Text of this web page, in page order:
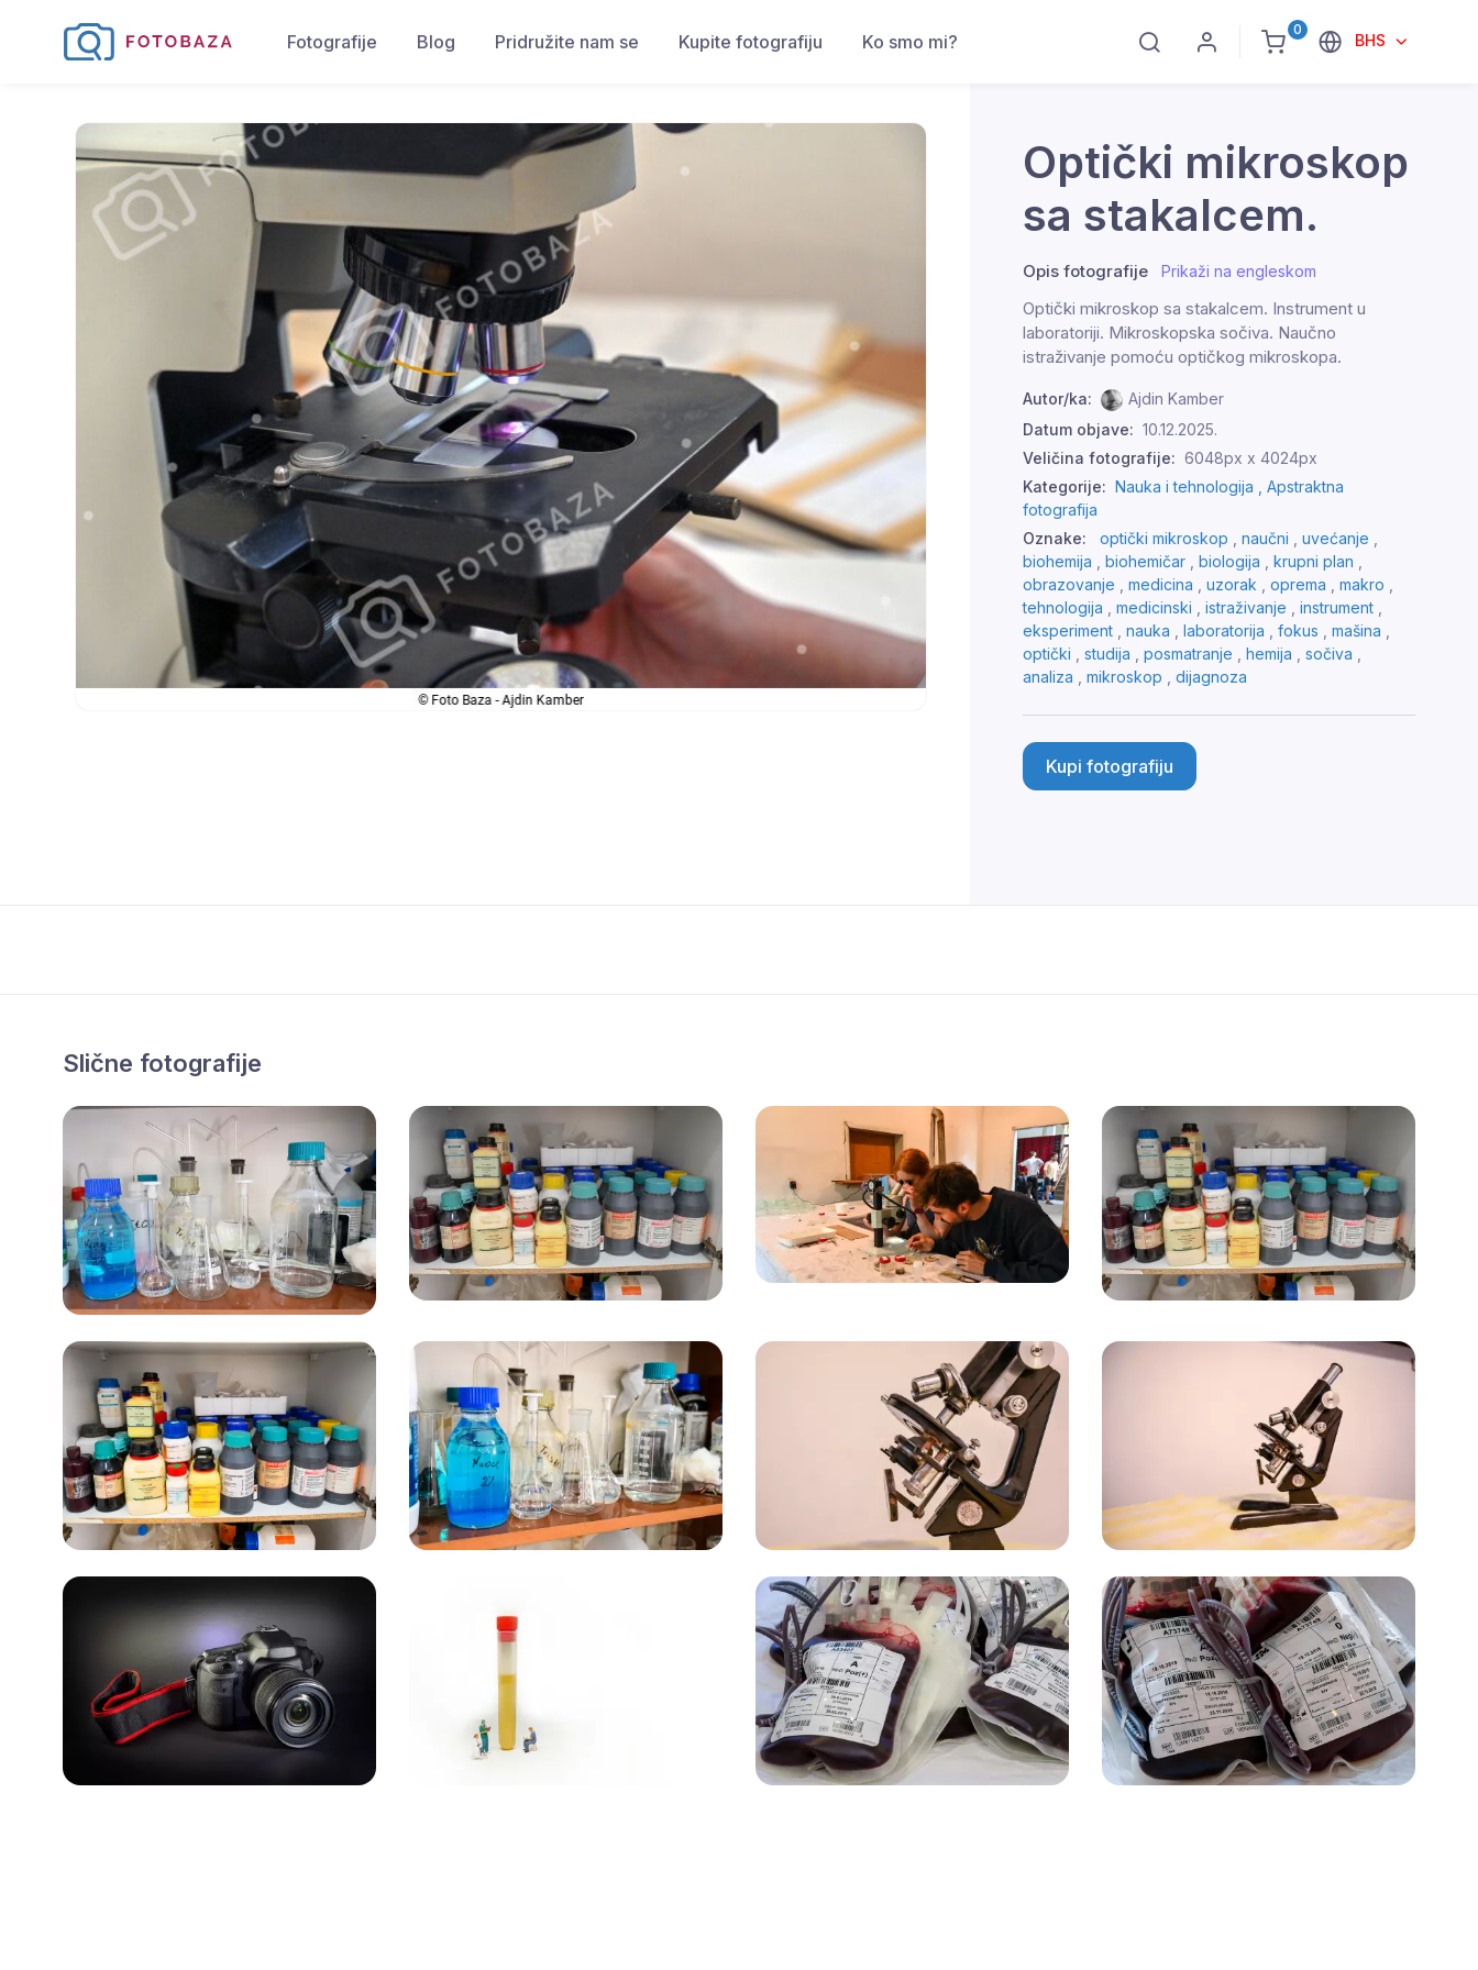
0
BHS
Fotografije Blog Pridružite nam se Kupite fotografiju Ko smo mi?
Optički mikroskop
sa stakalcem.
Opis fotografije Prikaži na engleskom
Optički mikroskop sa stakalcem. Instrument u
laboratoriji. Mikroskopska sočiva. Naučno
istraživanje pomoću optičkog mikroskopa.
Autor/ka:
Ajdin Kamber
Datum objave: 10.12.2025.
Veličina fotografije: 6048px x 4024px
Kategorije: Nauka i tehnologija , Apstraktna
fotografija
Oznake:
optički mikroskop , naučni , uvećanje ,
biohemija , biohemičar , biologija , krupni plan ,
obrazovanje , medicina , uzorak , oprema , makro ,
tehnologija , medicinski , istraživanje , instrument ,
eksperiment , nauka , laboratorija , fokus , mašina ,
optički , studija , posmatranje , hemija , sočiva ,
analiza , mikroskop , dijagnoza
Kupi fotografiju
Slične fotografije